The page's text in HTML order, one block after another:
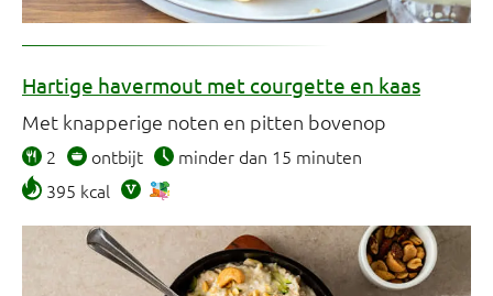
Hartige havermout met courgette en kaas
Met knapperige noten en pitten bovenop
2 ontbijt
minder dan 15 minuten
395 kcal